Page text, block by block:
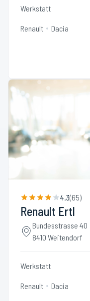
Werkstatt
Renault Dacia
4.3(65)
Renault Ertl
Bundesstrasse 40
8410 Weitendorf
Werkstatt
Renault Dacia